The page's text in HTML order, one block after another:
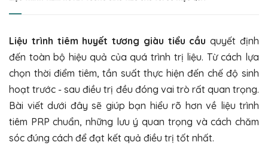
Liệu trình tiêm huyết tương giàu tiểu cầu quyết định
đến toàn bộ hiệu quả của quá trình trị liệu. Từ cách lựa
chọn thời điểm tiêm, tần suất thực hiện đến chế độ sinh
hoạt trước - sau điều trị đều đóng vai trò rất quan trọng.
Bài viết dưới đây sẽ giúp bạn hiểu rõ hơn về liệu trình
tiêm PRP chuẩn, những lưu ý quan trọng và cách chăm
sóc đúng cách để đạt kết quả điều trị tốt nhất.